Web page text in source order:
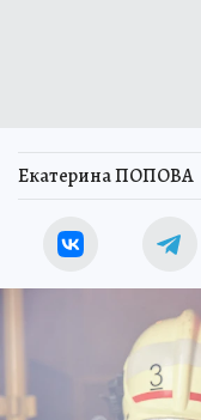
Екатерина ПОПОВА